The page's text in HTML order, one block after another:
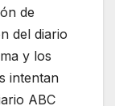
de
del diario
y los
intentan
ABC